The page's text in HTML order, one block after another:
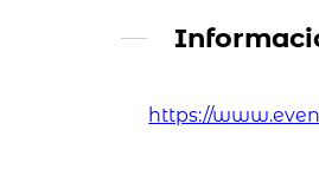
https://